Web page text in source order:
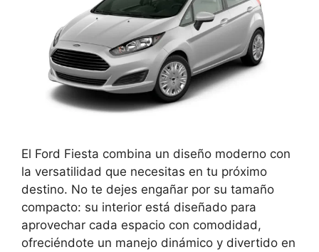
El Ford Fiesta combina un diseño moderno con
la versatilidad que necesitas en tu próximo
destino. No te dejes engañar por su tamaño
compacto: su interior está diseñado para
aprovechar cada espacio con comodidad,
ofreciéndote un manejo dinámico y divertido en